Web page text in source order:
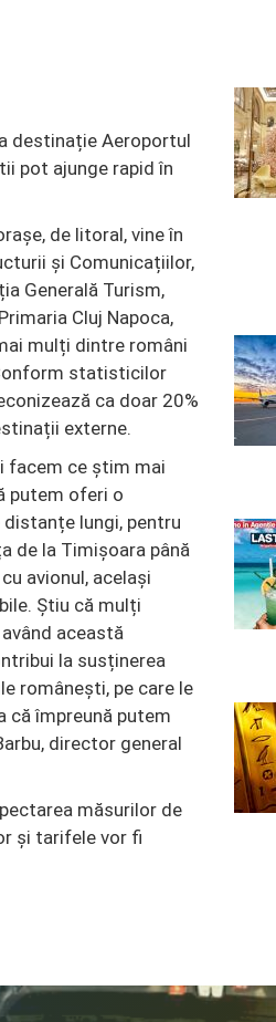
destinație Aeroportul
pot ajunge rapid în
de litoral, vine în
și Comunicațiilor,
Generală Turism,
Cluj Napoca,
mulți dintre români
statisticilor
ca doar 20%
externe.
facem ce știm mai
putem oferi o
lungi, pentru
de la Timișoara până
avionul, același
Știu că mulți
această
la susținerea
românești, pe care le
că împreună putem
director general
măsurilor de
și tarifele vor fi